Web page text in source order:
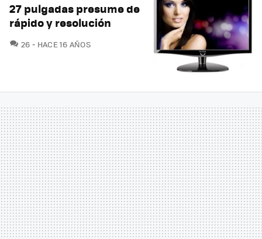
27 pulgadas presume de
rápido y resolución
26 COMENTARIOS
HACE 16 AÑOS